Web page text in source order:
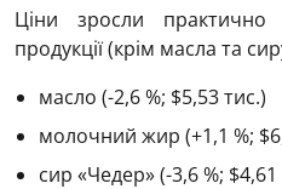
Ціни зросли
продукції (крім масла та
масло (-2,6 %; $5,53 тис.)
молочний жир (+1,1 %;
сир «Чедер» (-3,6 %; $4,61